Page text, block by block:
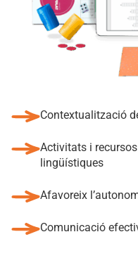
Contextualització
Activitats i
lingüístiques
Afavoreix
Comunicació